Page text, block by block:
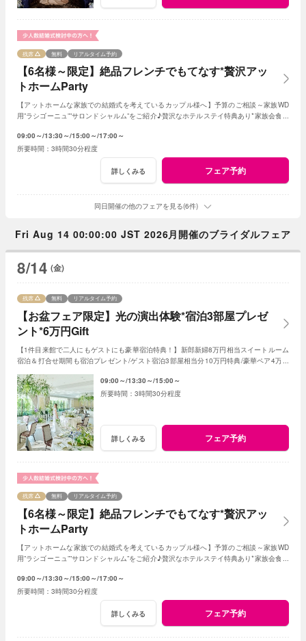
【6名様～限定】絶品フレンチでもてなす*贅沢アッ
トホームParty
残席 無料 リアルタイム予約
【アットホームな家族での結婚式を考えているカップル様へ】予算のご相談～家族WD
用”ラシゴーニュ””サロンドシャルム”をご紹介♪贅沢なホテルステイ特典あり*家族会食を
09:00～ 13:30～ 15:00～ 17:00～
3時間30分程度
詳しくみる フェア予約
同日開催の他のフェアを見る(6件)
Fri Aug 14 00:00:00 JST 2026月開催のブライダルフェア
8/14 (金)
【お盆フェア限定】光の演出体験*宿泊3部屋プレゼ
ント*6万円Gift
残席 無料 リアルタイム予約
【1件目来館で二人にもゲストにも豪華宿泊特典！】新郎新婦8万円相当スイートルーム
宿泊＆打合せ期間も宿泊プレゼント/ゲスト宿泊3部屋相当分10万円特典/豪華ペア4万円
09:00～ 13:30～ 15:00～
3時間30分程度
詳しくみる フェア予約
【6名様～限定】絶品フレンチでもてなす*贅沢アッ
トホームParty
残席 無料 リアルタイム予約
【アットホームな家族での結婚式を考えているカップル様へ】予算のご相談～家族WD
用”ラシゴーニュ””サロンドシャルム”をご紹介♪贅沢なホテルステイ特典あり*家族会食を
09:00～ 13:30～ 15:00～ 17:00～
3時間30分程度
詳しくみる フェア予約